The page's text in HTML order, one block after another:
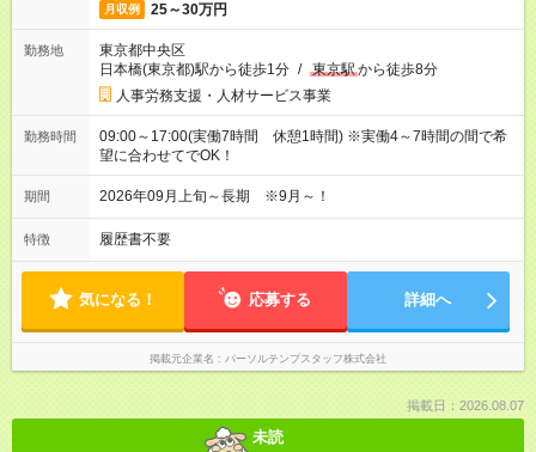
月収例 25～30万円
勤務地
東京都中央区
日本橋(東京都)駅から徒歩1分 / 東京駅から徒歩8分
人事労務支援・人材サービス事業
勤務時間
09:00～17:00(実働7時間 休憩1時間) ※実働4～7時間の間で希
望に合わせてでOK！
期間 2026年09月上旬～長期 ※9月～！
特徴 履歴書不要
気になる！ 応募する 詳細へ
掲載元企業名 パーソルテンプスタッフ株式会社
掲載日：2026.08.07
未読